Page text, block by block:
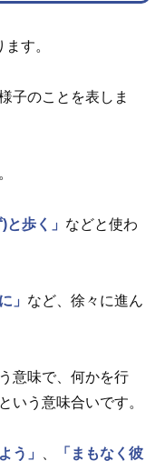
す。
子のことを表しま
と歩く」 などと使わ
」 など、徐々に進ん
意味で、何かを行
いう意味合いです。
う」
「まもなく彼